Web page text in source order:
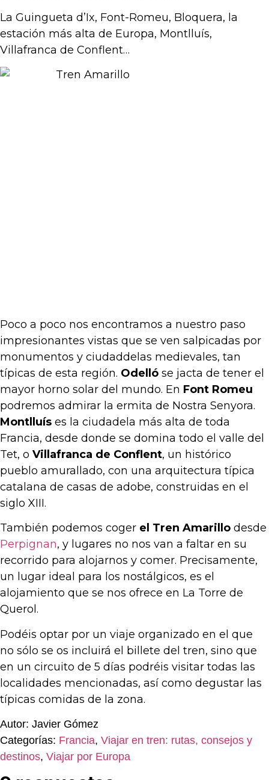
La Guingueta d’Ix, Font-Romeu, Bloquera, la
estación más alta de Europa, Montlluís,
Villafranca de Conflent…
Poco a poco nos encontramos a nuestro paso
impresionantes vistas que se ven salpicadas por
monumentos y ciudaddelas medievales, tan
típicas de esta región. Odelló se jacta de tener el
mayor horno solar del mundo. En Font Romeu
podremos admirar la ermita de Nostra Senyora.
Montlluís es la ciudadela más alta de toda
Francia, desde donde se domina todo el valle del
Tet, o Villafranca de Conflent, un histórico
pueblo amurallado, con una arquitectura típica
catalana de casas de adobe, construidas en el
siglo XIII.
También podemos coger el Tren Amarillo desde
Perpignan, y lugares no nos van a faltar en su
recorrido para alojarnos y comer. Precisamente,
un lugar ideal para los nostálgicos, es el
alojamiento que se nos ofrece en La Torre de
Querol.
Podéis optar por un viaje organizado en el que
no sólo se os incluirá el billete del tren, sino que
en un circuito de 5 días podréis visitar todas las
localidades mencionadas, así como degustar las
típicas comidas de la zona.
Autor: Javier Gómez
Categorías: Francia, Viajar en tren: rutas, consejos y
destinos, Viajar por Europa